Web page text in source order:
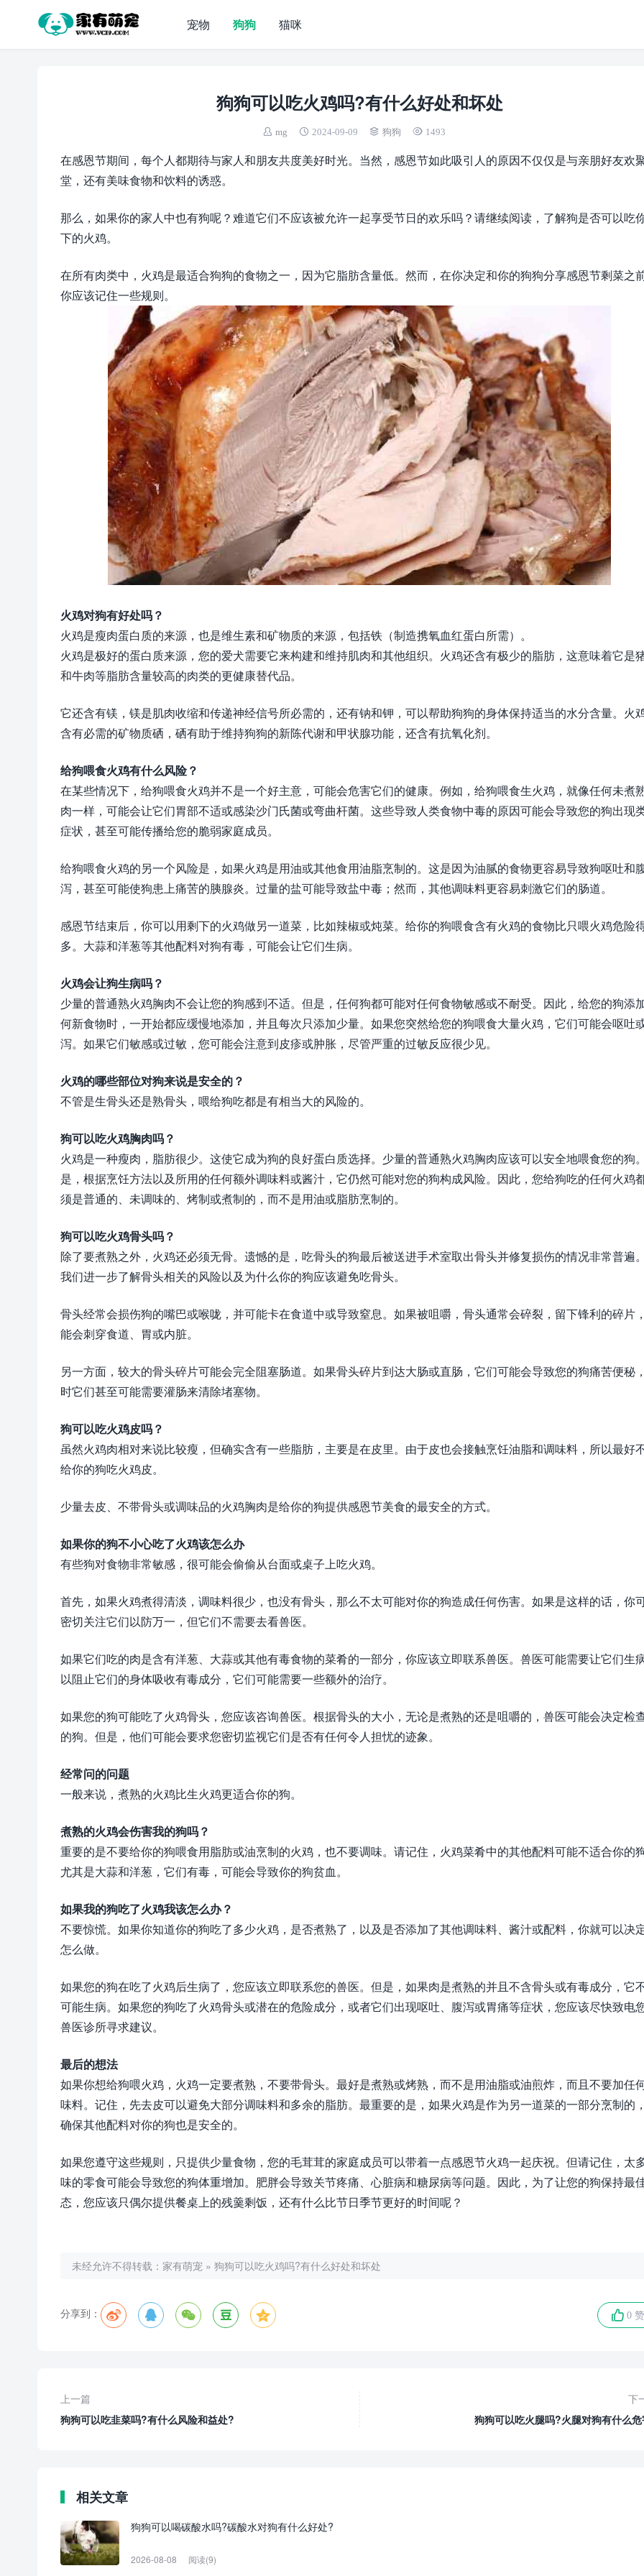
宠物 狗狗 猫咪
狗狗可以吃火鸡吗?有什么好处和坏处
mg 2024-09-09 狗狗 1493
在感恩节期间，每个人都期待与家人和朋友共度美好时光。当然，感恩节如此吸引人的原因不仅仅是与亲朋好友欢
堂，还有美味食物和饮料的诱惑。
那么，如果你的家人中也有狗呢？难道它们不应该被允许一起享受节日的欢乐吗？请继续阅读，了解狗是否可以吃
下的火鸡。
在所有肉类中，火鸡是最适合狗狗的食物之一，因为它脂肪含量低。然而，在你决定和你的狗狗分享感恩节剩菜之
你应该记住一些规则。
火鸡对狗有好处吗？
火鸡是瘦肉蛋白质的来源，也是维生素和矿物质的来源，包括铁（制造携氧血红蛋白所需）。
火鸡是极好的蛋白质来源，您的爱犬需要它来构建和维持肌肉和其他组织。火鸡还含有极少的脂肪，这意味着它是
和牛肉等脂肪含量较高的肉类的更健康替代品。
它还含有镁，镁是肌肉收缩和传递神经信号所必需的，还有钠和钾，可以帮助狗狗的身体保持适当的水分含量。火
含有必需的矿物质硒，硒有助于维持狗狗的新陈代谢和甲状腺功能，还含有抗氧化剂。
给狗喂食火鸡有什么风险？
在某些情况下，给狗喂食火鸡并不是一个好主意，可能会危害它们的健康。例如，给狗喂食生火鸡，就像任何未煮
肉一样，可能会让它们胃部不适或感染沙门氏菌或弯曲杆菌。这些导致人类食物中毒的原因可能会导致您的狗出现
症状，甚至可能传播给您的脆弱家庭成员。
给狗喂食火鸡的另一个风险是，如果火鸡是用油或其他食用油脂烹制的。这是因为油腻的食物更容易导致狗呕吐和
泻，甚至可能使狗患上痛苦的胰腺炎。过量的盐可能导致盐中毒；然而，其他调味料更容易刺激它们的肠道。
感恩节结束后，你可以用剩下的火鸡做另一道菜，比如辣椒或炖菜。给你的狗喂食含有火鸡的食物比只喂火鸡危险
多。大蒜和洋葱等其他配料对狗有毒，可能会让它们生病。
火鸡会让狗生病吗？
少量的普通熟火鸡胸肉不会让您的狗感到不适。但是，任何狗都可能对任何食物敏感或不耐受。因此，给您的狗添
何新食物时，一开始都应缓慢地添加，并且每次只添加少量。如果您突然给您的狗喂食大量火鸡，它们可能会呕吐
泻。如果它们敏感或过敏，您可能会注意到皮疹或肿胀，尽管严重的过敏反应很少见。
火鸡的哪些部位对狗来说是安全的？
不管是生骨头还是熟骨头，喂给狗吃都是有相当大的风险的。
狗可以吃火鸡胸肉吗？
火鸡是一种瘦肉，脂肪很少。这使它成为狗的良好蛋白质选择。少量的普通熟火鸡胸肉应该可以安全地喂食您的狗
是，根据烹饪方法以及所用的任何额外调味料或酱汁，它仍然可能对您的狗构成风险。因此，您给狗吃的任何火鸡
须是普通的、未调味的、烤制或煮制的，而不是用油或脂肪烹制的。
狗可以吃火鸡骨头吗？
除了要煮熟之外，火鸡还必须无骨。遗憾的是，吃骨头的狗最后被送进手术室取出骨头并修复损伤的情况非常普遍
我们进一步了解骨头相关的风险以及为什么你的狗应该避免吃骨头。
骨头经常会损伤狗的嘴巴或喉咙，并可能卡在食道中或导致窒息。如果被咀嚼，骨头通常会碎裂，留下锋利的碎片
能会刺穿食道、胃或内脏。
另一方面，较大的骨头碎片可能会完全阻塞肠道。如果骨头碎片到达大肠或直肠，它们可能会导致您的狗痛苦便秘
时它们甚至可能需要灌肠来清除堵塞物。
狗可以吃火鸡皮吗？
虽然火鸡肉相对来说比较瘦，但确实含有一些脂肪，主要是在皮里。由于皮也会接触烹饪油脂和调味料，所以最好
给你的狗吃火鸡皮。
少量去皮、不带骨头或调味品的火鸡胸肉是给你的狗提供感恩节美食的最安全的方式。
如果你的狗不小心吃了火鸡该怎么办
有些狗对食物非常敏感，很可能会偷偷从台面或桌子上吃火鸡。
首先，如果火鸡煮得清淡，调味料很少，也没有骨头，那么不太可能对你的狗造成任何伤害。如果是这样的话，你
密切关注它们以防万一，但它们不需要去看兽医。
如果它们吃的肉是含有洋葱、大蒜或其他有毒食物的菜肴的一部分，你应该立即联系兽医。兽医可能需要让它们生
以阻止它们的身体吸收有毒成分，它们可能需要一些额外的治疗。
如果您的狗可能吃了火鸡骨头，您应该咨询兽医。根据骨头的大小，无论是煮熟的还是咀嚼的，兽医可能会决定检
的狗。但是，他们可能会要求您密切监视它们是否有任何令人担忧的迹象。
经常问的问题
一般来说，煮熟的火鸡比生火鸡更适合你的狗。
煮熟的火鸡会伤害我的狗吗？
重要的是不要给你的狗喂食用脂肪或油烹制的火鸡，也不要调味。请记住，火鸡菜肴中的其他配料可能不适合你的
尤其是大蒜和洋葱，它们有毒，可能会导致你的狗贫血。
如果我的狗吃了火鸡我该怎么办？
不要惊慌。如果你知道你的狗吃了多少火鸡，是否煮熟了，以及是否添加了其他调味料、酱汁或配料，你就可以决
怎么做。
如果您的狗在吃了火鸡后生病了，您应该立即联系您的兽医。但是，如果肉是煮熟的并且不含骨头或有毒成分，它
可能生病。如果您的狗吃了火鸡骨头或潜在的危险成分，或者它们出现呕吐、腹泻或胃痛等症状，您应该尽快致电
兽医诊所寻求建议。
最后的想法
如果你想给狗喂火鸡，火鸡一定要煮熟，不要带骨头。最好是煮熟或烤熟，而不是用油脂或油煎炸，而且不要加任
味料。记住，先去皮可以避免大部分调味料和多余的脂肪。最重要的是，如果火鸡是作为另一道菜的一部分烹制的
确保其他配料对你的狗也是安全的。
如果您遵守这些规则，只提供少量食物，您的毛茸茸的家庭成员可以带着一点感恩节火鸡一起庆祝。但请记住，太
味的零食可能会导致您的狗体重增加。肥胖会导致关节疼痛、心脏病和糖尿病等问题。因此，为了让您的狗保持最
态，您应该只偶尔提供餐桌上的残羹剩饭，还有什么比节日季节更好的时间呢？
未经允许不得转载： 家有萌宠 » 狗狗可以吃火鸡吗?有什么好处和坏处
分享到： 0 赞
上一篇
狗狗可以吃韭菜吗?有什么风险和益处?
下
狗狗可以吃火腿吗?火腿对狗有什么
相关文章
狗狗可以喝碳酸水吗?碳酸水对狗有什么好处?
2026-08-08 阅读(9)